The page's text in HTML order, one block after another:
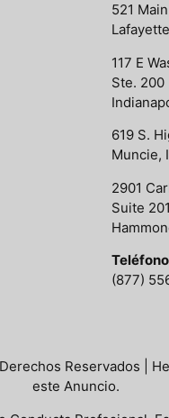
521
117 E
Ste. 200
619 S.
Muncie,
2901
Suite 201
Teléfono
(877)
Reservados |
este Anuncio.